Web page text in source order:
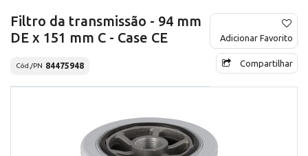
Filtro da transmissão - 94 mm
DE x 151 mm C - Case CE
Cód./PN 84475948
Adicionar Favorito
Compartilhar